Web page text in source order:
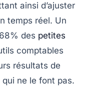
ainsi d’ajuster
temps réel. Un
des petites
comptables
résultats de
ne le font pas.